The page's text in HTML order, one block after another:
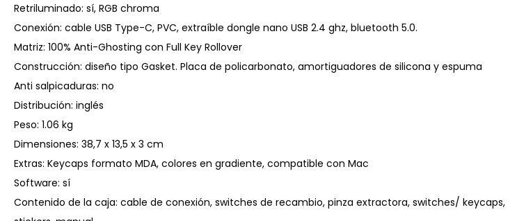
Retriluminado: sí, RGB chroma
Conexión: cable USB Type-C, PVC, extraíble dongle nano USB 2.4 ghz, bluetooth 5.0.
Matriz: 100% Anti-Ghosting con Full Key Rollover
Construcción: diseño tipo Gasket. Placa de policarbonato, amortiguadores de silicona y espuma
Anti salpicaduras: no
Distribución: inglés
Peso: 1.06 kg
Dimensiones: 38,7 x 13,5 x 3 cm
Extras: Keycaps formato MDA, colores en gradiente, compatible con Mac
Software: sí
Contenido de la caja: cable de conexión, switches de recambio, pinza extractora, switches/ keycaps,